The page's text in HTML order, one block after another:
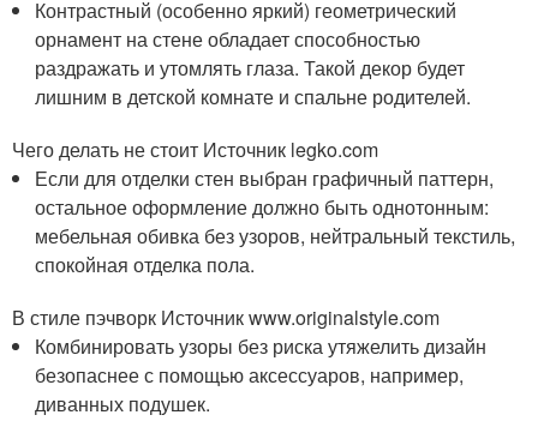
Контрастный (особенно яркий) геометрический
орнамент на стене обладает способностью
раздражать и утомлять глаза. Такой декор будет
лишним в детской комнате и спальне родителей.
Чего делать не стоит Источник legko.com
Если для отделки стен выбран графичный паттерн,
остальное оформление должно быть однотонным:
мебельная обивка без узоров, нейтральный текстиль,
спокойная отделка пола.
В стиле пэчворк Источник www.originalstyle.com
Комбинировать узоры без риска утяжелить дизайн
безопаснее с помощью аксессуаров, например,
диванных подушек.